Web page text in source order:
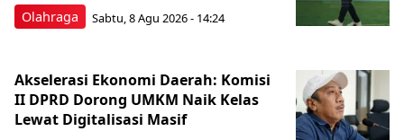
Olahraga Sabtu, 8 Agu 2026 - 14:24
Akselerasi Ekonomi Daerah: Komisi
II DPRD Dorong UMKM Naik Kelas
Lewat Digitalisasi Masif